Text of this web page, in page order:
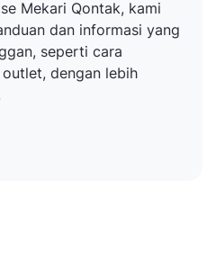
Mekari Qontak, kami
dan informasi yang
seperti cara
dengan lebih